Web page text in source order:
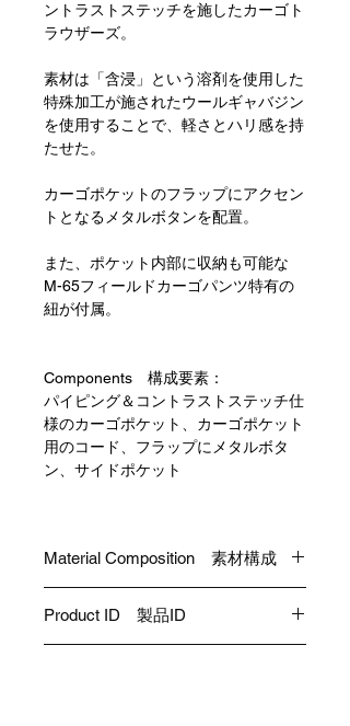
ントラストステッチを施したカーゴト
ラウザーズ。
素材は「含浸」という溶剤を使用した
特殊加工が施されたウールギャバジン
を使用することで、軽さとハリ感を持
たせた。
カーゴポケットのフラップにアクセン
トとなるメタルボタンを配置。
また、ポケット内部に収納も可能な
M-65フィールドカーゴパンツ特有の
紐が付属。
Components 構成要素：
パイピング＆コントラストステッチ仕
様のカーゴポケット、カーゴポケット
用のコード、フラップにメタルボタ
ン、サイドポケット
Material Composition 素材構成
100%
Product ID 製品ID